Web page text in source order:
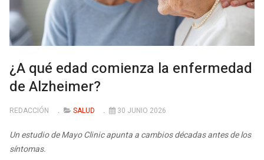
¿A qué edad comienza la enfermedad
de Alzheimer?
REDACCIÓN SALUD 30 JUNIO 2026
Un estudio de Mayo Clinic apunta a cambios décadas antes de los
síntomas.